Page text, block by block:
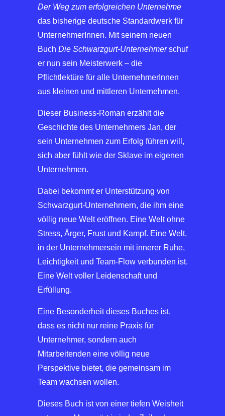
Der Weg zum erfolgreichen Unternehme
das bisherige deutsche Standardwerk für
UnternehmerInnen. Mit seinem neuen
Buch Die Schwarzgurt-Unternehmerschuf
er nun sein Meisterwerk – die
Pflichtlektüre für alle UnternehmerInnen
aus kleinen und mittleren Unternehmen.
Dieser Business-Roman erzählt die
Geschichte des Unternehmers Jan, der
sein Unternehmen zum Erfolg führen will,
sich aber fühlt wie der Sklave im eigenen
Unternehmen.
Dabei bekommt er Unterstützung von
Schwarzgurt-Unternehmern, die ihm eine
völlig neue Welt eröffnen. Eine Welt ohne
Stress, Ärger, Frust und Kampf. Eine Welt,
in der Unternehmersein mit innerer Ruhe,
Leichtigkeit und Team-Flow verbunden ist.
Eine Welt voller Leidenschaft und
Erfüllung.
Eine Besonderheit dieses Buches ist,
dass es nicht nur reine Praxis für
Unternehmer, sondern auch
Mitarbeitenden eine völlig neue
Perspektive bietet, die gemeinsam im
Team wachsen wollen.
Dieses Buch ist von einer tiefen Weisheit